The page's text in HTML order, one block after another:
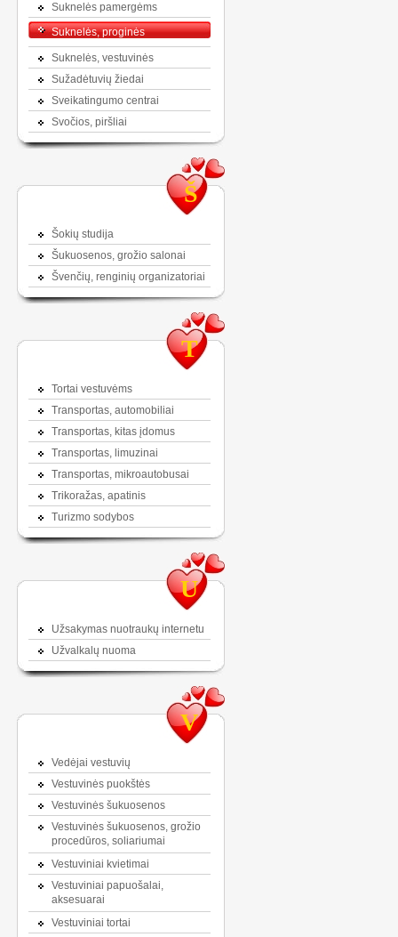
Suknelės pamergėms
Suknelės, proginės
Suknelės, vestuvinės
Sužadėtuvių žiedai
Sveikatingumo centrai
Svočios, piršliai
Š
Šokių studija
Šukuosenos, grožio salonai
Švenčių, renginių organizatoriai
T
Tortai vestuvėms
Transportas, automobiliai
Transportas, kitas įdomus
Transportas, limuzinai
Transportas, mikroautobusai
Trikoražas, apatinis
Turizmo sodybos
U
Užsakymas nuotraukų internetu
Užvalkalų nuoma
V
Vedėjai vestuvių
Vestuvinės puokštės
Vestuvinės šukuosenos
Vestuvinės šukuosenos, grožio
procedūros, soliariumai
Vestuviniai kvietimai
Vestuviniai papuošalai,
aksesuarai
Vestuviniai tortai